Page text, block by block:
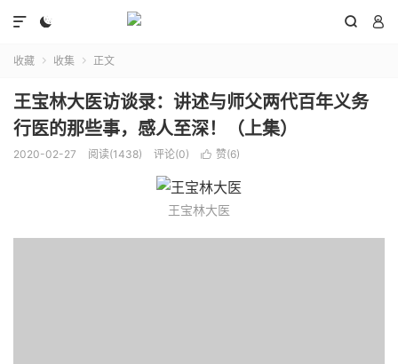
  

收藏  收集  正文
王宝林大医访谈录：讲述与师父两代百年义务
行医的那些事，感人至深！（上集）
2020-02-27 阅读(1438) 评论(0)  赞(6)
王宝林大医